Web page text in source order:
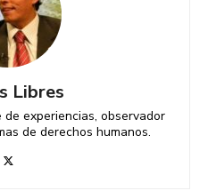
Libres
experiencias, observador
de derechos humanos.